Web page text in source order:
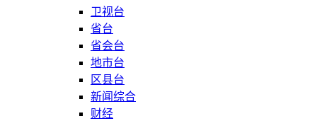
卫视台
省台
省会台
地市台
区县台
新闻综合
财经